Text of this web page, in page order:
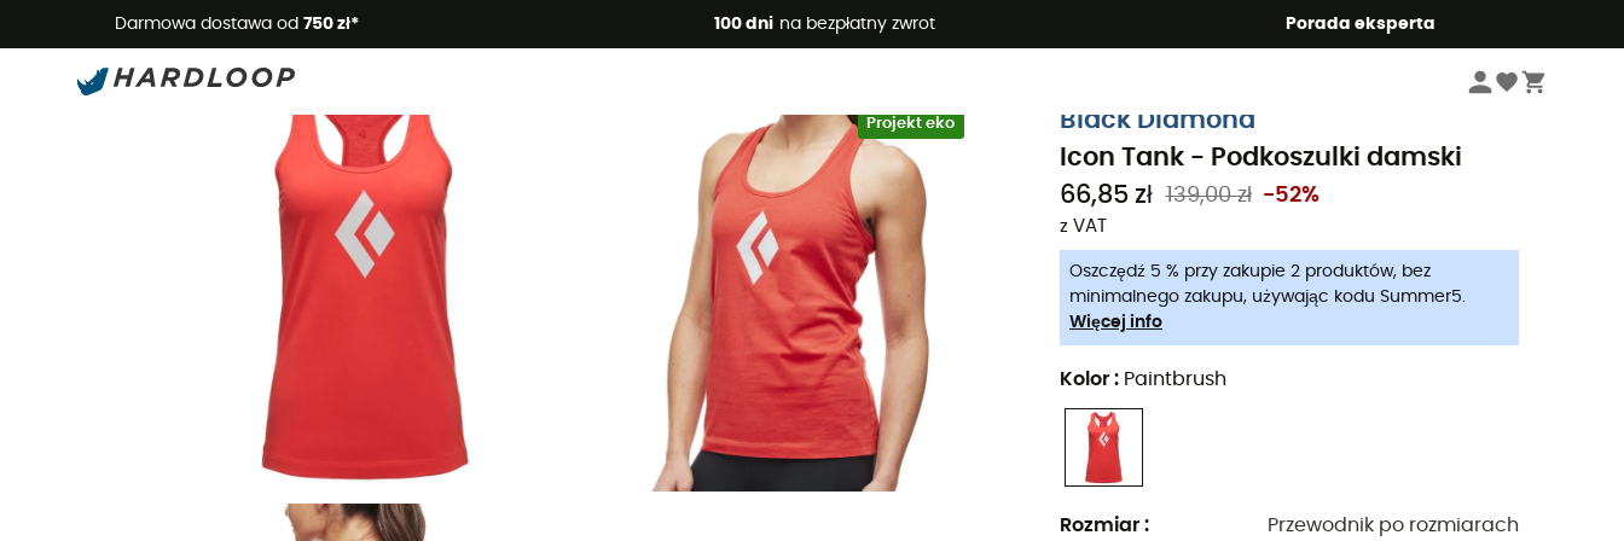
Darmowa dostawa od 750 zł* 100 dni na bezpłatny zwrot Porada eksperta
Letnie promocje 🔥 -5% DODATKOWO przy zakupie 2 produktów*, kod Summer5
Projekt eko
Black Diamond
Icon Tank - Podkoszulki damski
66,85 zł 139,00 zł -52%
z VAT
Oszczędź 5 % przy zakupie 2 produktów, bez
minimalnego zakupu, używając kodu Summer5.
Więcej info
Kolor : Paintbrush
Rozmiar : Przewodnik po rozmiarach